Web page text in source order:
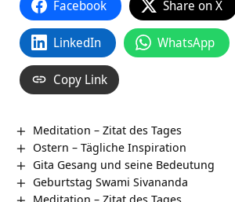
Facebook Share on X
LinkedIn WhatsApp
Copy Link
Meditation – Zitat des Tages
Ostern – Tägliche Inspiration
Gita Gesang und seine Bedeutung
Geburtstag Swami Sivananda
Meditation – Zitat des Tages